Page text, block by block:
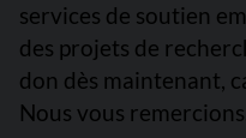
services de soutien
des projets de
don dès maintenant,
Nous vous